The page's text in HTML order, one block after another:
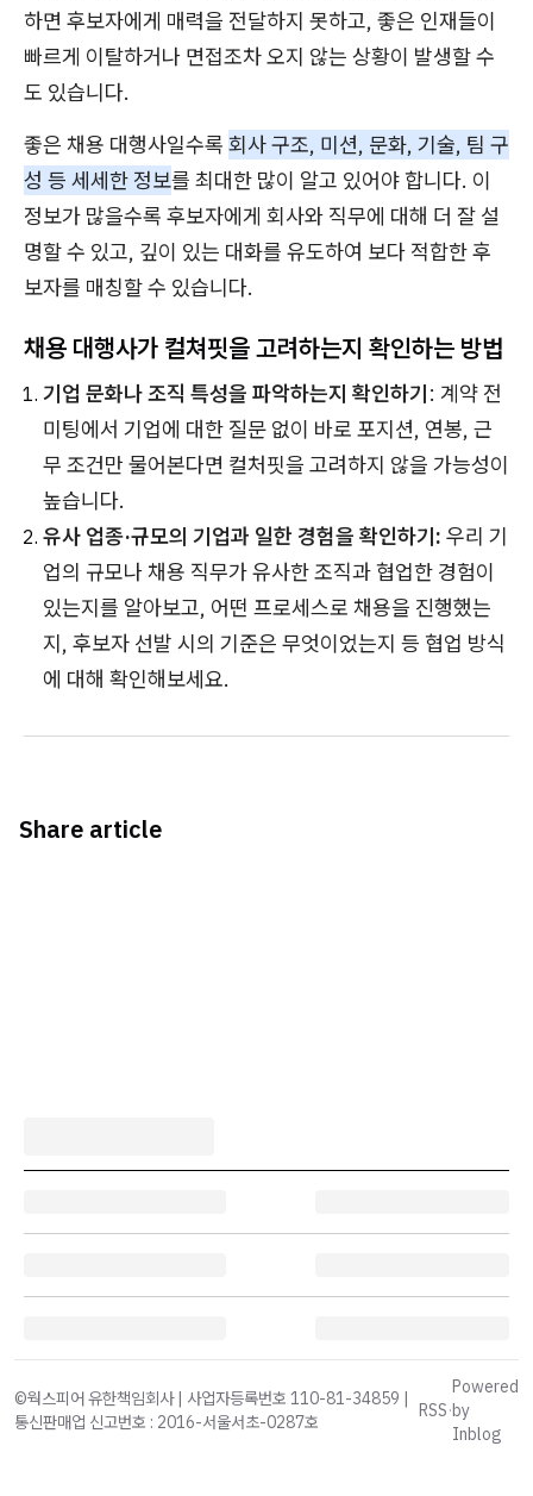
하면 후보자에게 매력을 전달하지 못하고, 좋은 인재들이
빠르게 이탈하거나 면접조차 오지 않는 상황이 발생할 수
도 있습니다.
좋은 채용 대행사일수록 회사 구조, 미션, 문화, 기술, 팀 구
성 등 세세한 정보를 최대한 많이 알고 있어야 합니다. 이
정보가 많을수록 후보자에게 회사와 직무에 대해 더 잘 설
명할 수 있고, 깊이 있는 대화를 유도하여 보다 적합한 후
보자를 매칭할 수 있습니다.
채용 대행사가 컬쳐핏을 고려하는지 확인하는 방법
기업 문화나 조직 특성을 파악하는지 확인하기: 계약 전
미팅에서 기업에 대한 질문 없이 바로 포지션, 연봉, 근
무 조건만 물어본다면 컬처핏을 고려하지 않을 가능성이
높습니다.
유사 업종·규모의 기업과 일한 경험을 확인하기: 우리 기
업의 규모나 채용 직무가 유사한 조직과 협업한 경험이
있는지를 알아보고, 어떤 프로세스로 채용을 진행했는
지, 후보자 선발 시의 기준은 무엇이었는지 등 협업 방식
에 대해 확인해보세요.
Share article
©웍스피어 유한책임회사 | 사업자등록번호 110-81-34859 |
통신판매업 신고번호 : 2016-서울서초-0287호
RSS·
Powered
by
Inblog